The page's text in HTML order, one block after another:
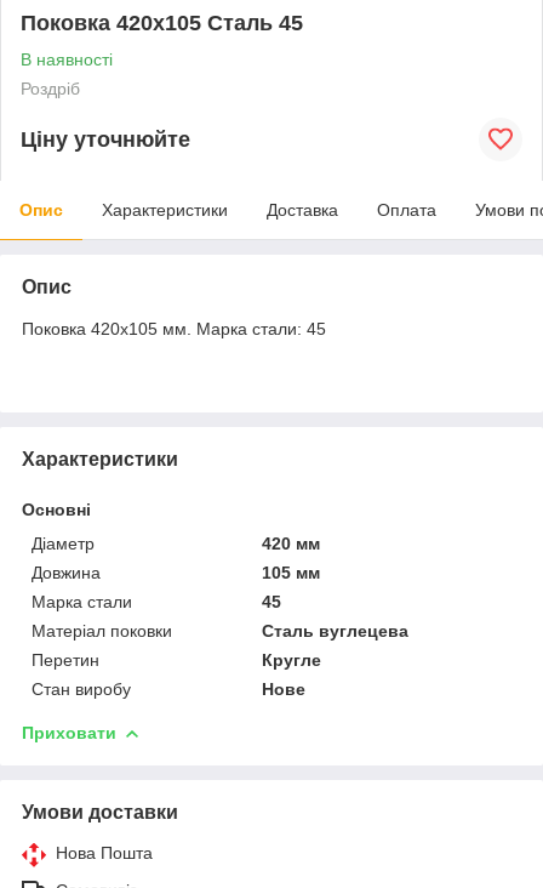
Поковка 420х105 Сталь 45
В наявності
Роздріб
Ціну уточнюйте
Опис Характеристики Доставка Оплата Умови
Опис
Поковка 420х105 мм. Марка стали: 45
Характеристики
Основні
Діаметр
420 мм
Довжина
105 мм
Марка стали
45
Матеріал поковки
Сталь вуглецева
Перетин
Кругле
Стан виробу
Нове
Приховати
Умови доставки
Нова Пошта